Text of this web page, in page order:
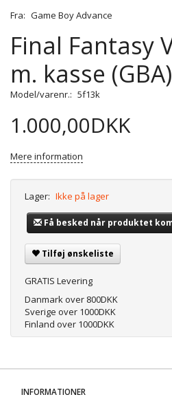
Fra: Game Boy Advance
Final Fantasy
m. kasse (GBA)
Model/varenr.: 5f13k
1.000,00DKK
Mere information
Lager: Ikke på lager
Få besked når produktet
Tilføj ønskeliste
GRATIS Levering
Danmark over 800DKK
Sverige over 1000DKK
Finland over 1000DKK
INFORMATIONER